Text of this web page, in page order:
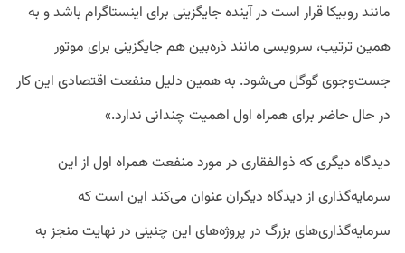
مانند روبیکا قرار است در آینده جایگزینی برای اینستاگرام باشد و به
همین ترتیب، سرویسی مانند ذره‌بین هم جایگزینی برای موتور
جست‌وجوی گوگل می‌شود. به همین دلیل منفعت اقتصادی این کار
در حال حاضر برای همراه اول اهمیت چندانی ندارد.»
دیدگاه دیگری که ذوالفقاری در مورد منفعت همراه اول از این
سرمایه‌گذاری از دیدگاه دیگران عنوان می‌کند این است که
سرمایه‌گذاری‌های بزرگ در پروژه‌های این چنینی در نهایت منجز به